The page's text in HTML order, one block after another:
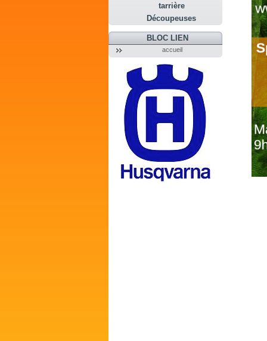
tarrière
Découpeuses
BLOC LIEN
accueil